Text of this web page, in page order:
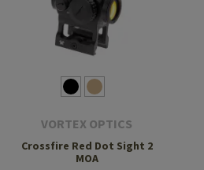
VORTEX OPTICS
Crossfire Red Dot Sight 2
MOA